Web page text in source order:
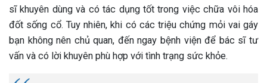
sĩ khuyên dùng và có tác dụng tốt trong việc chữa vôi hóa
đốt sống cổ. Tuy nhiên, khi có các triệu chứng mỏi vai gáy
bạn không nên chủ quan, đến ngay bệnh viện để bác sĩ tư
vấn và có lời khuyên phù hợp với tình trạng sức khỏe.